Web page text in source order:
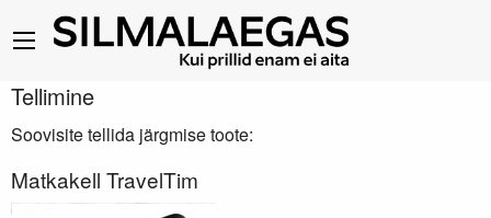
Tellimine
Soovisite tellida järgmise toote:
Matkakell TravelTim